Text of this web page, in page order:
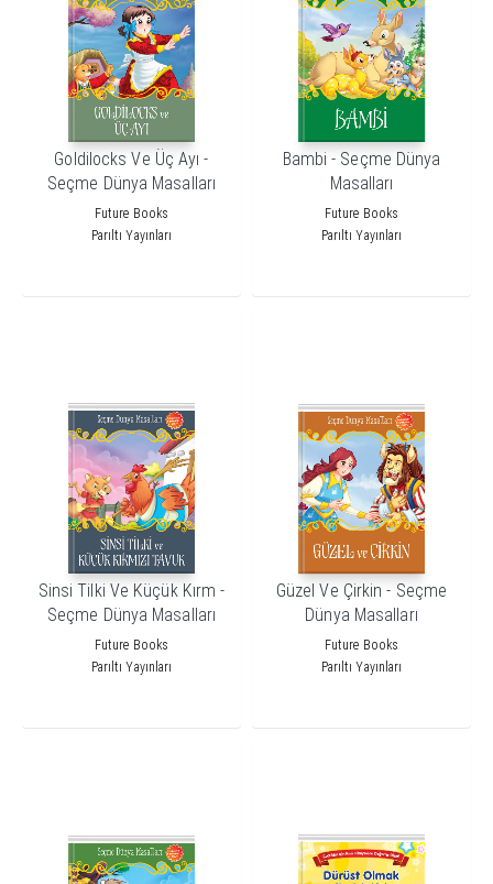
Goldilocks Ve Üç Ayı -
Seçme Dünya Masalları
Future Books
Parıltı Yayınları
Bambi - Seçme Dünya
Masalları
Future Books
Parıltı Yayınları
Sinsi Tilki Ve Küçük Kırm -
Seçme Dünya Masalları
Future Books
Parıltı Yayınları
Güzel Ve Çirkin - Seçme
Dünya Masalları
Future Books
Parıltı Yayınları